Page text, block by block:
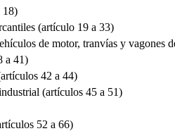
18)
(artículo 19 a 33)
de motor, tranvías y vagones
a 41)
42 a 44)
(artículos 45 a 51)
52 a 66)